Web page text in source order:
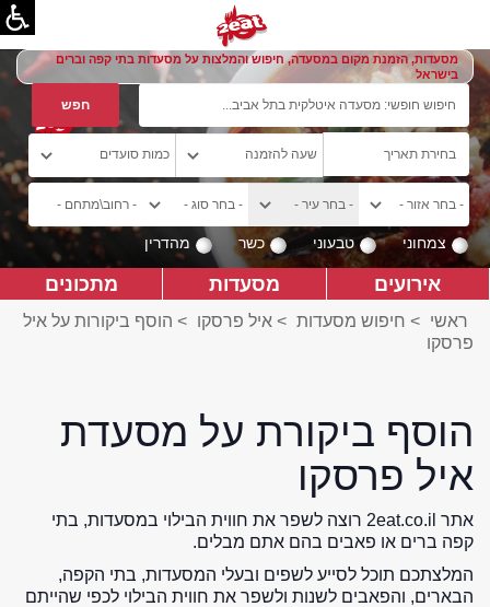
מסעדות, הזמנת מקום במסעדה, חיפוש והמלצות על מסעדות בתי קפה וברים
בישראל
צמחוני טבעוני כשר מהדרין
אירועים מסעדות מתכונים
ראשי > חיפוש מסעדות > איל פרסקו > הוסף ביקורות על איל
פרסקו
הוסף ביקורת על מסעדת
איל פרסקו
אתר 2eat.co.il רוצה לשפר את חווית הבילוי במסעדות, בתי
קפה ברים או פאבים בהם אתם מבלים.
המלצתכם תוכל לסייע לשפים ובעלי המסעדות, בתי הקפה,
הבארים, והפאבים לשנות ולשפר את חווית הבילוי לכפי שהייתם